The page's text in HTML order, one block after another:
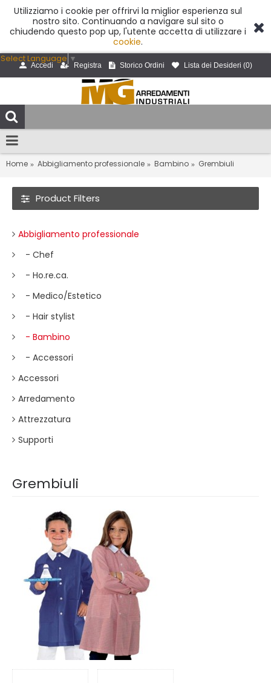
Utilizziamo i cookie per offrirvi la miglior esperienza sul
nostro sito. Continuando a navigare sul sito o
chiudendo questo pop up, l'utente accetta di utilizzare i
cookie.
Select Language ▼
Accedi Registra Storico Ordini Lista dei Desideri (0)
Home Abbigliamento professionale Bambino Grembiuli
Product Filters
Abbigliamento professionale
- Chef
- Ho.re.ca.
- Medico/Estetico
- Hair stylist
- Bambino
- Accessori
Accessori
Arredamento
Attrezzatura
Supporti
Grembiuli